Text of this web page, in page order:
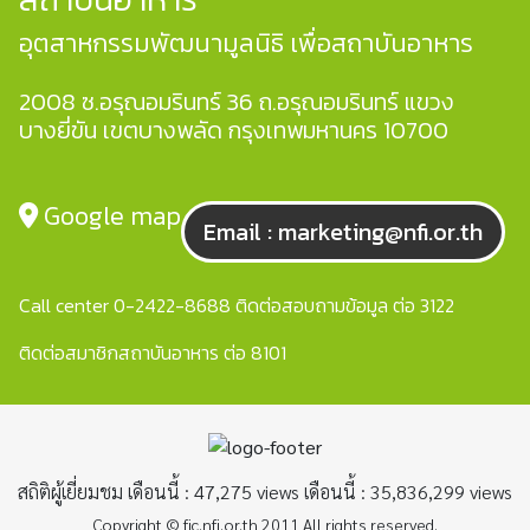
อุตสาหกรรมพัฒนามูลนิธิ เพื่อสถาบันอาหาร
2008 ซ.อรุณอมรินทร์ 36 ถ.อรุณอมรินทร์ แขวง
บางยี่ขัน เขตบางพลัด กรุงเทพมหานคร 10700
Google map Email : marketing@nfi.or.th
Call center 0-2422-8688 ติดต่อสอบถามข้อมูล ต่อ 3122
ติดต่อสมาชิกสถาบันอาหาร ต่อ 8101
สถิติผู้เยี่ยมชม เดือนนี้ : 47,275 views เดือนนี้ : 35,836,299 views
Copyright © fic.nfi.or.th 2011 All rights reserved.